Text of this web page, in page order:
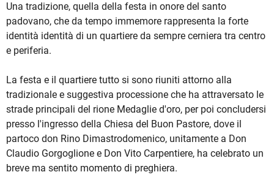
Una tradizione, quella della festa in onore del santo
padovano, che da tempo immemore rappresenta la forte
identità identità di un quartiere da sempre cerniera tra centro
e periferia.
La festa e il quartiere tutto si sono riuniti attorno alla
tradizionale e suggestiva processione che ha attraversato le
strade principali del rione Medaglie d'oro, per poi concludersi
presso l'ingresso della Chiesa del Buon Pastore, dove il
partoco don Rino Dimastrodomenico, unitamente a Don
Claudio Gorgoglione e Don Vito Carpentiere, ha celebrato un
breve ma sentito momento di preghiera.